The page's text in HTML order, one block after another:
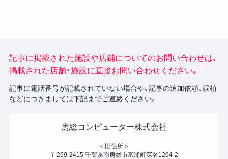
記事に掲載された施設や店鋪についてのお問い合わせは、
掲載された店舗・施設に直接お問い合わせください。
記事に電話番号が記載されていない場合や、記事の追加依頼、誤植
などにつきましては下記までご連絡ください。
房総コンピューター株式会社
＜旧住所＞
〒299-2415 千葉県南房総市富浦町深名1264-2